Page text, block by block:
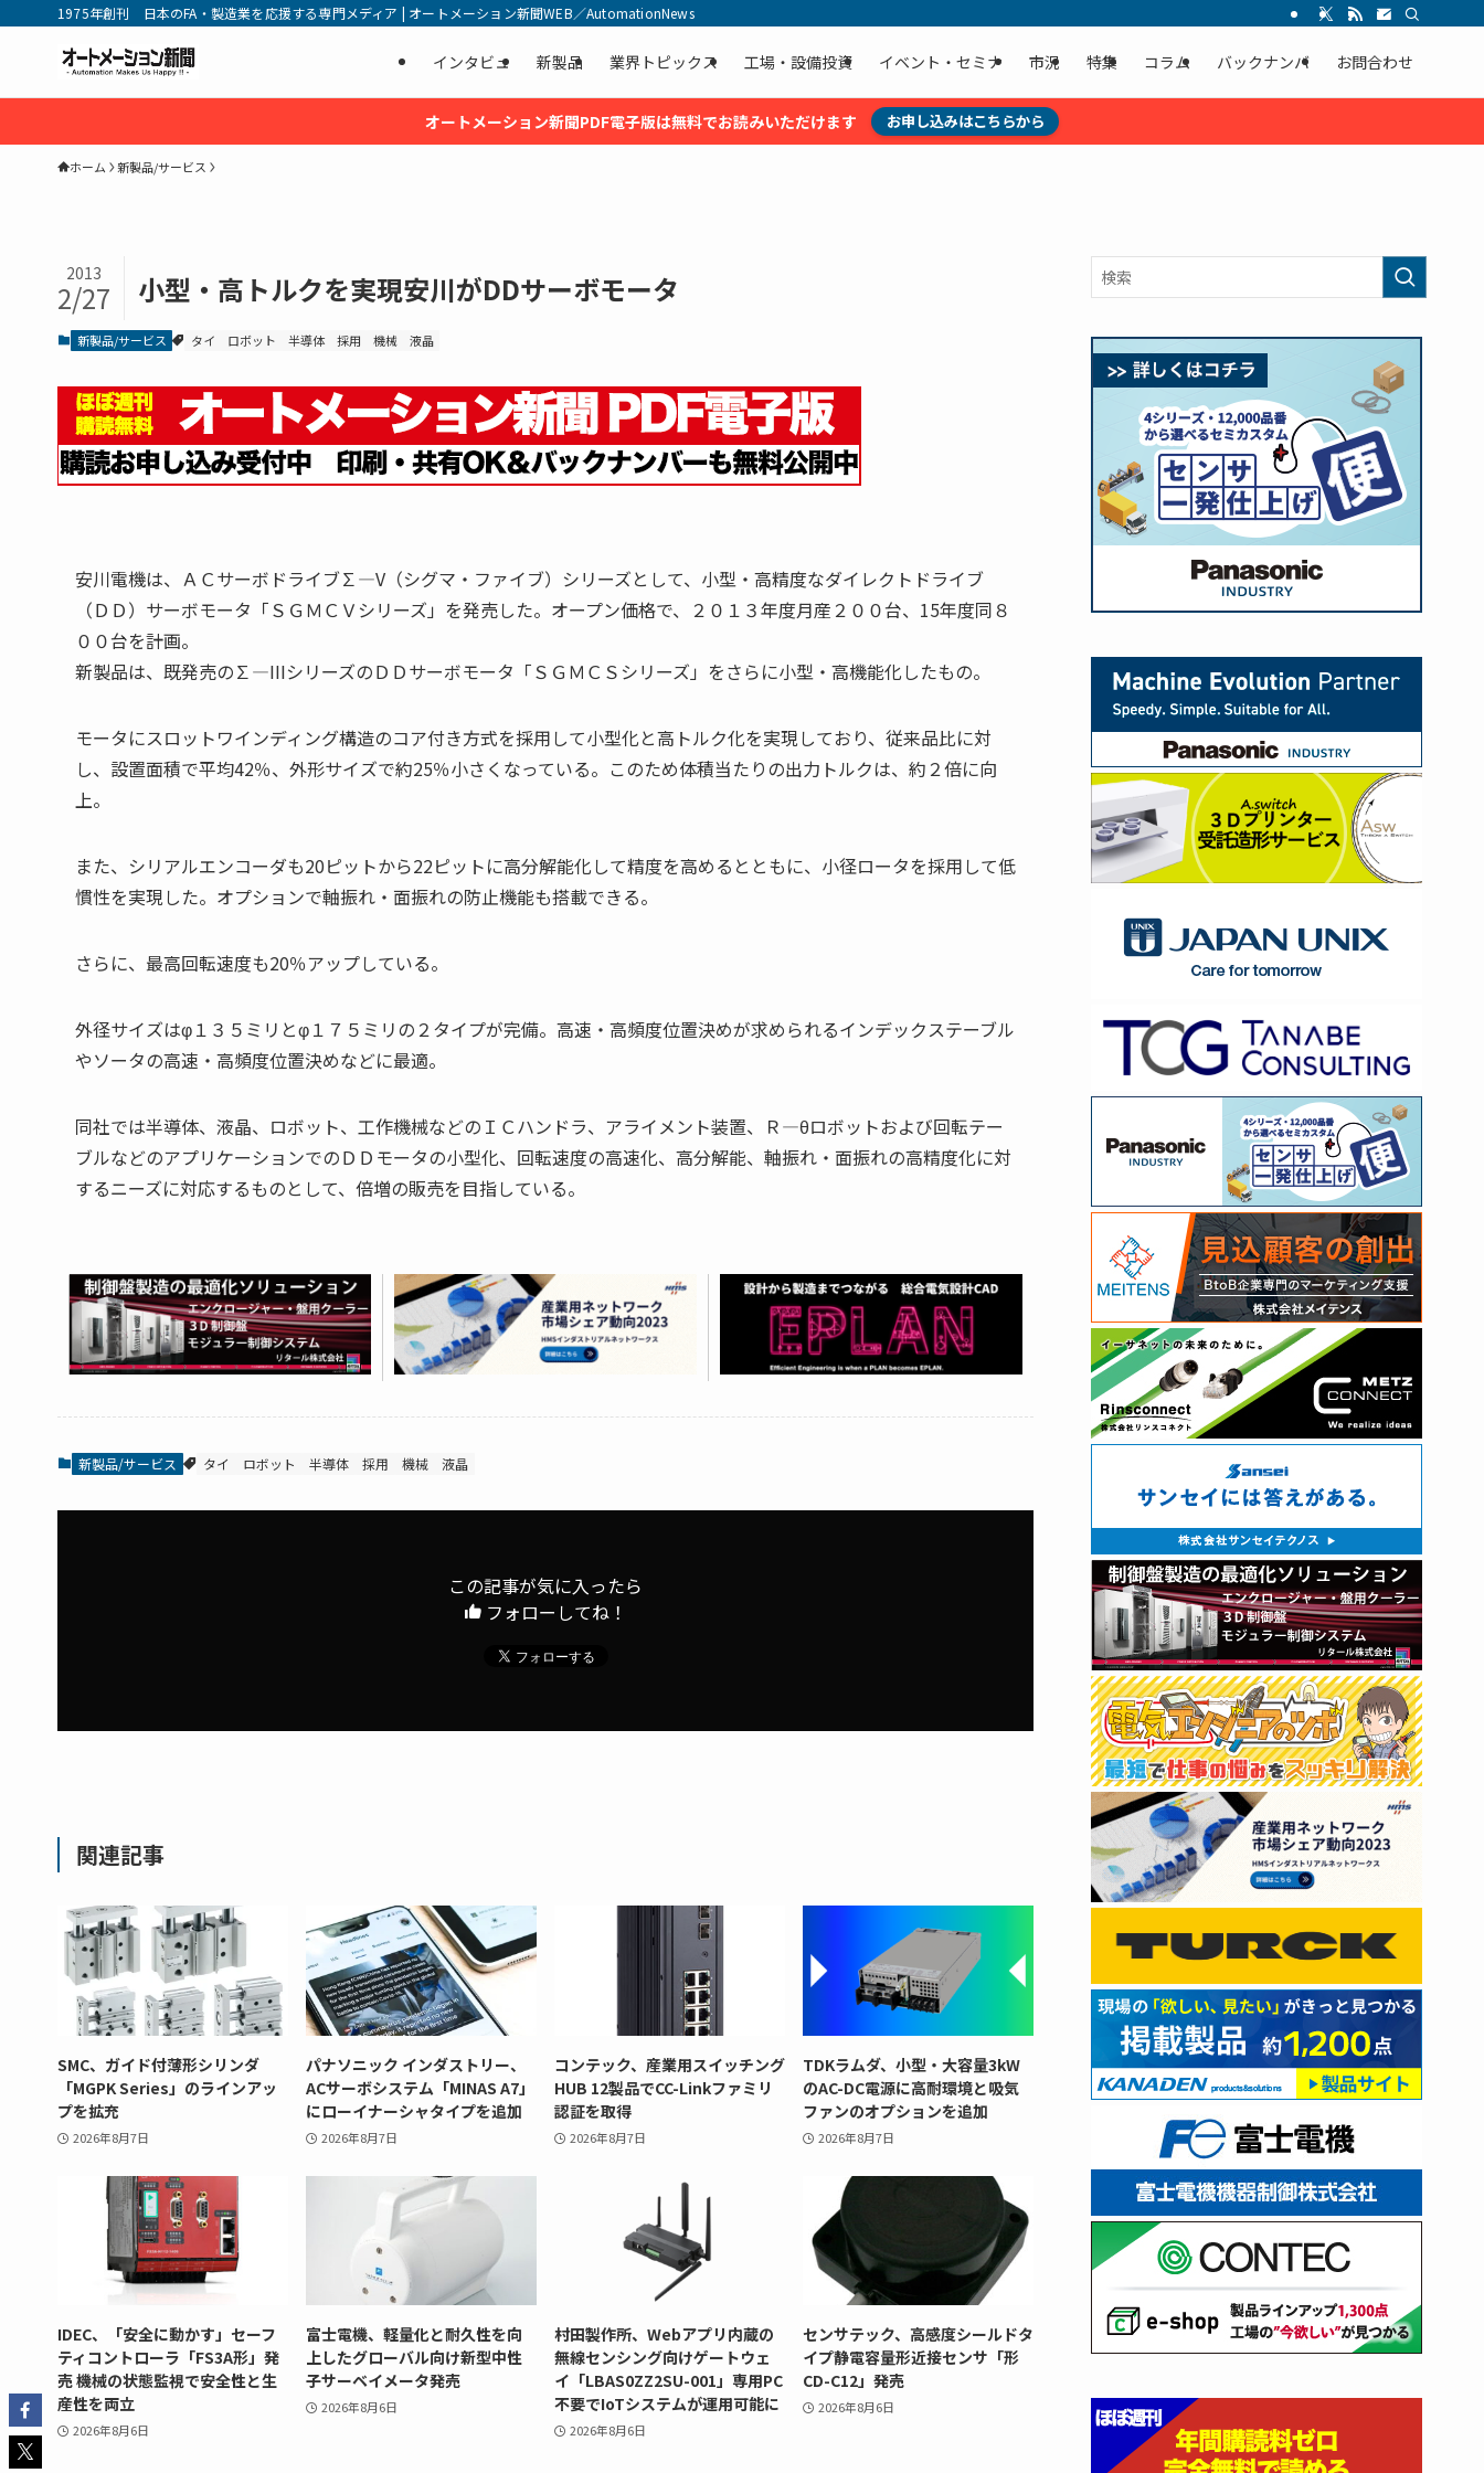
1975年創刊 日本のFA・製造業を応援する専門メディア | オートメーション新聞WEB／AutomationNews
インタビュ 新製品 業界トピックス 工場・設備投資 イベント・セミナ 市況 特集 コラム バックナンバ お問合わせ
オートメーション新聞PDF電子版は無料でお読みいただけます お申し込みはこちらから
ホーム 新製品/サービス
小型・高トルクを実現安川がDDサーボモータ
2013
2/27
新製品/サービス タイ ロボット 半導体 採用 機械 液晶
安川電機は、ＡＣサーボドライブ∑―V（シグマ・ファイブ）シリーズとして、小型・高精度なダイレクトドライブ
（ＤＤ）サーボモータ「ＳＧＭＣＶシリーズ」を発売した。オープン価格で、２０１３年度月産２００台、15年度同８
００台を計画。
新製品は、既発売の∑―IIIシリーズのＤＤサーボモータ「ＳＧＭＣＳシリーズ」をさらに小型・高機能化したもの。
モータにスロットワインディング構造のコア付き方式を採用して小型化と高トルク化を実現しており、従来品比に対
し、設置面積で平均42％、外形サイズで約25％小さくなっている。このため体積当たりの出力トルクは、約２倍に向
上。
また、シリアルエンコーダも20ピットから22ピットに高分解能化して精度を高めるとともに、小径ロータを採用して低
慣性を実現した。オプションで軸振れ・面振れの防止機能も搭載できる。
さらに、最高回転速度も20％アップしている。
外径サイズはφ１３５ミリとφ１７５ミリの２タイプが完備。高速・高頻度位置決めが求められるインデックステーブル
やソータの高速・高頻度位置決めなどに最適。
同社では半導体、液晶、ロボット、工作機械などのＩＣハンドラ、アライメント装置、Ｒ―θロボットおよび回転テー
ブルなどのアプリケーションでのＤＤモータの小型化、回転速度の高速化、高分解能、軸振れ・面振れの高精度化に対
するニーズに対応するものとして、倍増の販売を目指している。
新製品/サービス タイ ロボット 半導体 採用 機械 液晶
この記事が気に入ったら
フォローしてね！
関連記事
SMC、ガイド付薄形シリンダ
「MGPK Series」のラインアッ
プを拡充
2026年8月7日
パナソニック インダストリー、
ACサーボシステム「MINAS A7」
にローイナーシャタイプを追加
2026年8月7日
コンテック、産業用スイッチング
HUB 12製品でCC-Linkファミリ
認証を取得
2026年8月7日
TDKラムダ、小型・大容量3kW
のAC-DC電源に高耐環境と吸気
ファンのオプションを追加
2026年8月7日
IDEC、「安全に動かす」セーフ
ティコントローラ「FS3A形」発
売 機械の状態監視で安全性と生
産性を両立
2026年8月6日
富士電機、軽量化と耐久性を向
上したグローバル向け新型中性
子サーベイメータ発売
2026年8月6日
村田製作所、Webアプリ内蔵の
無線センシング向けゲートウェ
イ「LBAS0ZZ2SU-001」専用PC
不要でIoTシステムが運用可能に
2026年8月6日
センサテック、高感度シールドタ
イプ静電容量形近接センサ「形
CD-C12」発売
2026年8月6日